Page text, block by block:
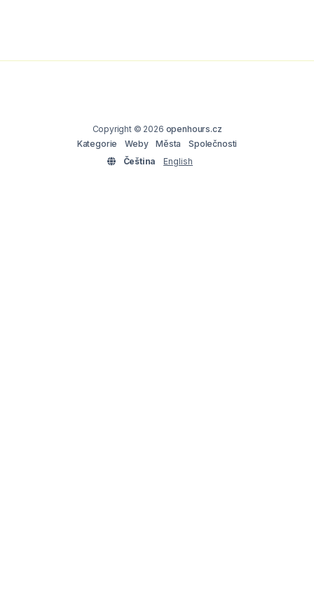
Copyright © 2026 openhours.cz
Kategorie
Weby Města
Společnosti
Čeština
English